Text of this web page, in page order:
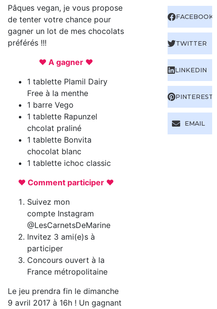
Pâques vegan, je vous propose
de tenter votre chance pour
gagner un lot de mes chocolats
préférés !!!
♥ A gagner ♥
1 tablette Plamil Dairy
Free à la menthe
1 barre Vego
1 tablette Rapunzel
chcolat praliné
1 tablette Bonvita
chocolat blanc
1 tablette ichoc classic
♥ Comment participer ♥
Suivez mon
compte Instagram
@LesCarnetsDeMarine
Invitez 3 ami(e)s à
participer
Concours ouvert à la
France métropolitaine
Le jeu prendra fin le dimanche
9 avril 2017 à 16h ! Un gagnant
FACEBOOK
TWITTER
LINKEDIN
PINTEREST
EMAIL